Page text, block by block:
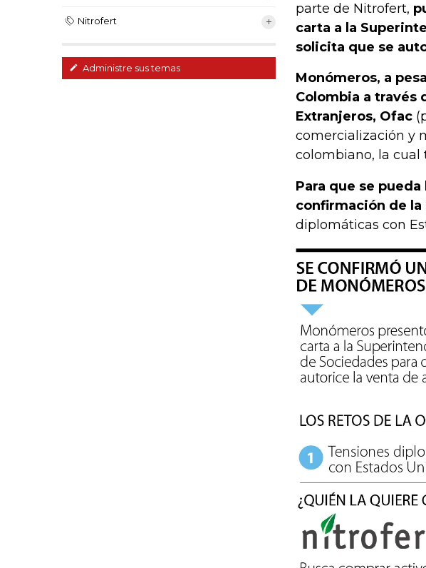
Nitrofert
Administre sus temas
parte de Nitrofert,
carta a la
solicita que se
Monómeros, a
Colombia a través
Extranjeros, Ofac
comercialización y
colombiano, la cual
Para que se
confirmación de la
diplomáticas con